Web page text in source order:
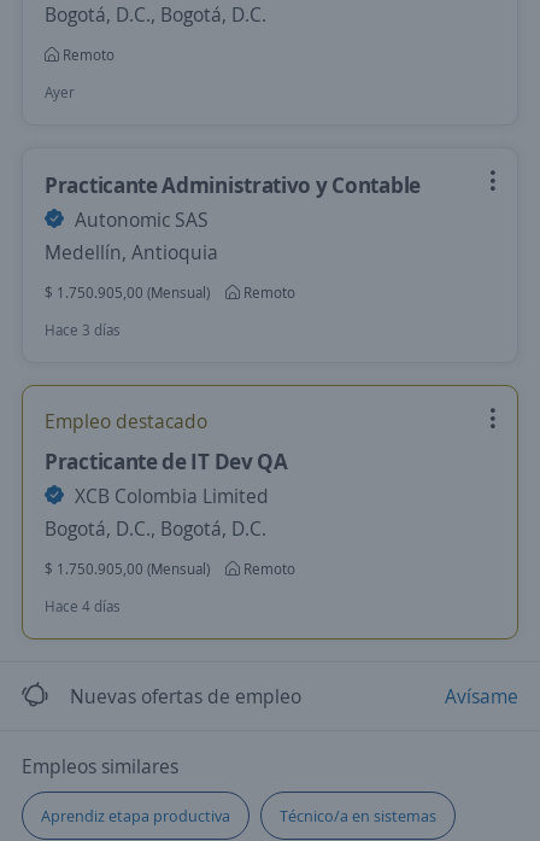
Bogotá, D.C., Bogotá, D.C.
Remoto
Ayer
Practicante Administrativo y Contable
Autonomic SAS
Medellín, Antioquia
$ 1.750.905,00 (Mensual)
Remoto
Hace 3 días
Empleo destacado
Practicante de IT Dev QA
XCB Colombia Limited
Bogotá, D.C., Bogotá, D.C.
$ 1.750.905,00 (Mensual)
Remoto
Hace 4 días
Nuevas ofertas de empleo Avísame
Empleos similares
Aprendiz etapa productiva Técnico/a en sistemas